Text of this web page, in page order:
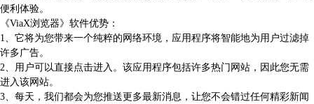
便利体验。
《ViaX浏览器》软件优势：
1、它将为您带来一个纯粹的网络环境，应用程序将智能地为用户过滤掉
许多广告。
2、用户可以直接点击进入。该应用程序包括许多热门网站，因此您无需
进入该网站。
3、每天，我们都会为您推送更多最新消息，让您不会错过任何精彩新闻